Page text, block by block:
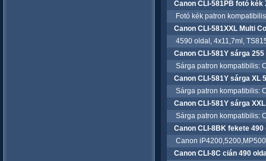
Canon CLI-581PB fotó kék
Fotó kék patron
Canon CLI-581XXL Multi
4590 oldal, 4x11,7ml,
Canon CLI-581Y sárga 255
Sárga patron kompatibilis:
Canon CLI-581Y sárga XL
Sárga patron kompatibilis:
Canon CLI-581Y sárga XXL
Sárga patron kompatibilis:
Canon CLI-8BK fekete 490
Canon
Canon CLI-8C cián 490